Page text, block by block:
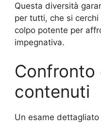
Questa diversità
per tutti, che si
colpo potente per
impegnativa.
Confronto
contenuti
Un esame